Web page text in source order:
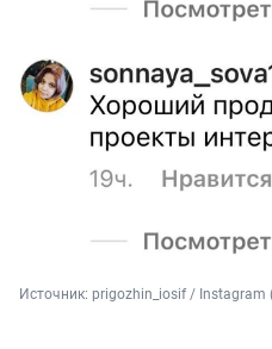
Источник: prigozhin_iosif / Instagram